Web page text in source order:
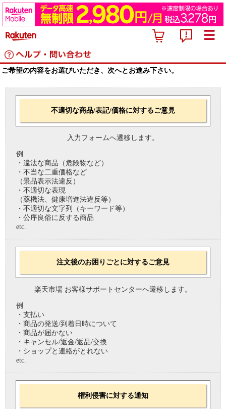
ご希望の内容をお選びいただき、次へとお進み下さい。
不適切な商品/表記/価格に対するご意見
入力フォームへ遷移します。
例
・違法な商品（危険物など）
・不当な二重価格など
（景品表示法違反）
・不適切な表現
（薬機法、健康増進法違反等）
・不適切な文字列（キーワード等）
・公序良俗に反する商品
etc.
注文後のお困りごとに対するご意見
楽天市場 お客様サポートセンターへ遷移します。
例
・支払い
・商品の発送/到着日時について
・商品が届かない
・キャンセル/返金/返品/交換
・ショップと連絡がとれない
etc.
権利侵害に対する通知